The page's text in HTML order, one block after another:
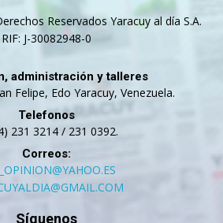
Reservados Yaracuy al día S.A.
RIF: J-30082948-0
administración y talleres
Felipe, Edo Yaracuy, Venezuela.
Telefonos
231 3214 / 231 0392.
Correos:
Síguenos